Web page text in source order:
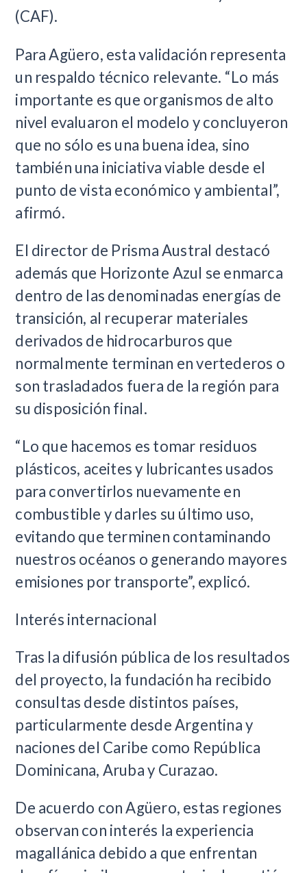
(CAF).
Para Agüero, esta validación representa
un respaldo técnico relevante. “Lo más
importante es que organismos de alto
nivel evaluaron el modelo y concluyeron
que no sólo es una buena idea, sino
también una iniciativa viable desde el
punto de vista económico y ambiental”,
afirmó.
El director de Prisma Austral destacó
además que Horizonte Azul se enmarca
dentro de las denominadas energías de
transición, al recuperar materiales
derivados de hidrocarburos que
normalmente terminan en vertederos o
son trasladados fuera de la región para
su disposición final.
“Lo que hacemos es tomar residuos
plásticos, aceites y lubricantes usados
para convertirlos nuevamente en
combustible y darles su último uso,
evitando que terminen contaminando
nuestros océanos o generando mayores
emisiones por transporte”, explicó.
Interés internacional
Tras la difusión pública de los resultados
del proyecto, la fundación ha recibido
consultas desde distintos países,
particularmente desde Argentina y
naciones del Caribe como República
Dominicana, Aruba y Curazao.
De acuerdo con Agüero, estas regiones
observan con interés la experiencia
magallánica debido a que enfrentan